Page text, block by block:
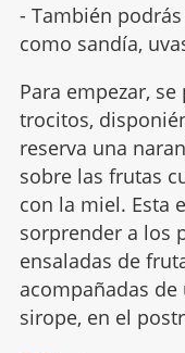
- También
como sandía,
Para empezar,
trocitos,
reserva una
sobre las frutas
con la miel. Esta
sorprender a los
ensaladas de
acompañadas
sirope, en el